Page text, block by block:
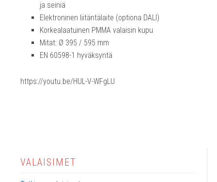
ja seiniä
Elektroninen liitäntälaite (optiona DALI)
Korkealaatuinen PMMA valaisin kupu
Mitat: Ø 395 / 595 mm
EN 60598-1 hyväksyntä
https://youtu.be/HUL-V-WFgLU
VALAISIMET